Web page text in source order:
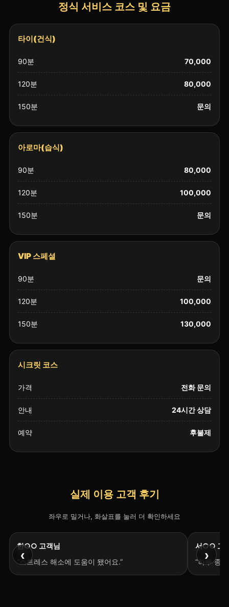
정식 서비스 코스 및 요금
타이(건식)
90분 70,000
120분 80,000
150분 문의
아로마(습식)
90분 80,000
120분 100,000
150분 문의
VIP 스페셜
90분 문의
120분 100,000
150분 130,000
시크릿 코스
가격 전화 문의
안내 24시간 상담
예약 후불제
실제 이용 고객 후기
좌우로 밀거나, 화살표를 눌러 더 확인하세요
‹
한○○ 고객님
“스트레스 해소에 도움이 됐어요.”
서○○ 고
“하루 종
›